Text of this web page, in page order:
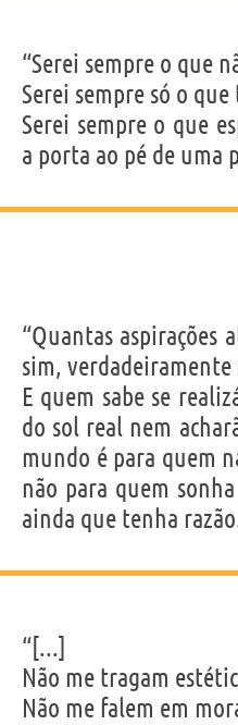
“Serei sempre o que
Serei sempre só o
Serei sempre o que
a porta ao pé de uma
“Quantas aspirações
sim, verdadeiramente
E quem sabe se
do sol real nem
mundo é para quem
não para quem
ainda que tenha
“[...]
Não me tragam
Não me falem em